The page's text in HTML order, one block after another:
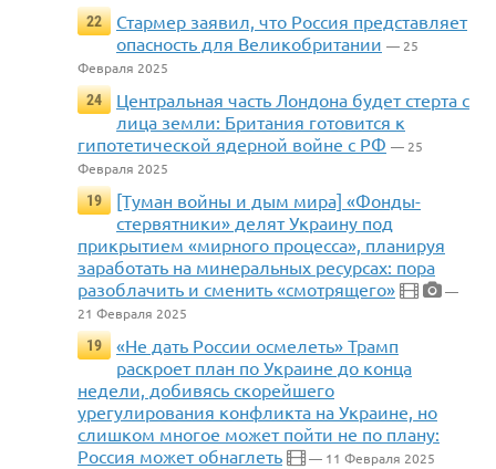
22
Стармер заявил, что Россия представляет
опасность для Великобритании — 25
Февраля 2025
24
Центральная часть Лондона будет стерта с
лица земли: Британия готовится к
гипотетической ядерной войне с РФ — 25
Февраля 2025
19
[Туман войны и дым мира] «Фонды-
стервятники» делят Украину под
прикрытием «мирного процесса», планируя
заработать на минеральных ресурсах: пора
разоблачить и сменить «смотрящего»
—
21 Февраля 2025
19
«Не дать России осмелеть» Трамп
раскроет план по Украине до конца
недели, добивясь скорейшего
урегулирования конфликта на Украине, но
слишком многое может пойти не по плану:
Россия может обнаглеть
— 11 Февраля 2025